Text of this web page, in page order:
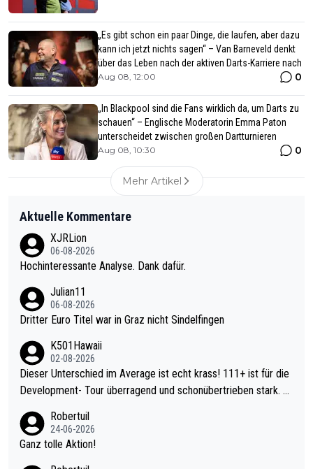
„Es gibt schon ein paar Dinge, die laufen, aber dazu
kann ich jetzt nichts sagen“ – Van Barneveld denkt
über das Leben nach der aktiven Darts-Karriere nach
Aug 08, 12:00 0
„In Blackpool sind die Fans wirklich da, um Darts zu
schauen“ – Englische Moderatorin Emma Paton
unterscheidet zwischen großen Dartturnieren
Aug 08, 10:30 0
Mehr Artikel
Aktuelle Kommentare
XJRLion
06-08-2026
Hochinteressante Analyse. Dank dafür.
Julian11
06-08-2026
Dritter Euro Titel war in Graz nicht Sindelfingen
K501Hawaii
02-08-2026
Dieser Unterschied im Average ist echt krass! 111+ ist für die
Development- Tour überragend und schonübertrieben stark. U
mal 40+ erst recht. Da gewinnst keinen Blumentopf - ist ja noc
h krasser wie ein Pokalspiel eines Kreisligisten vs einem Bund
Robertuil
24-06-2026
Ganz tolle Aktion!